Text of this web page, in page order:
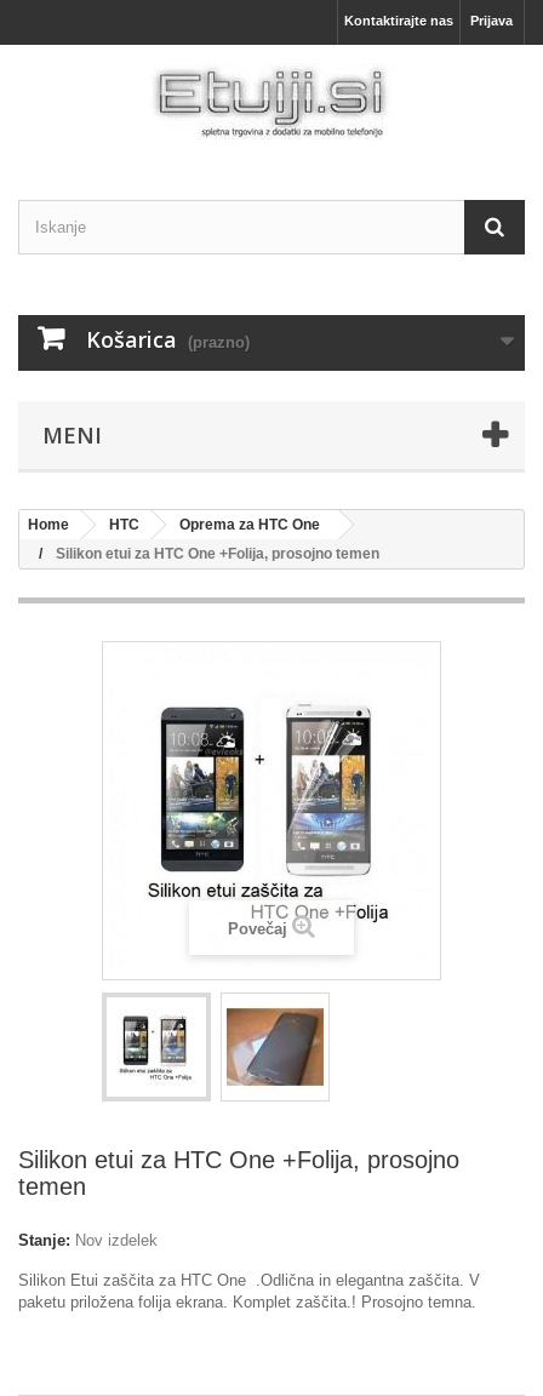
Prijava
Kontaktirajte nas
Košarica (prazno)
MENI
Home HTC
Oprema za HTC One
Silikon etui za HTC One +Folija, prosojno temen
Povečaj
Silikon etui za HTC One +Folija, prosojno
temen
Stanje: Nov izdelek
Silikon Etui zaščita za HTC One .Odlična in elegantna zaščita. V
paketu priložena folija ekrana. Komplet zaščita.! Prosojno temna.